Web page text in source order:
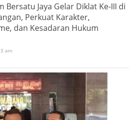
Bersatu Jaya Gelar Diklat Ke-III di
Perkuat Karakter,
dan Kesadaran Hukum
am